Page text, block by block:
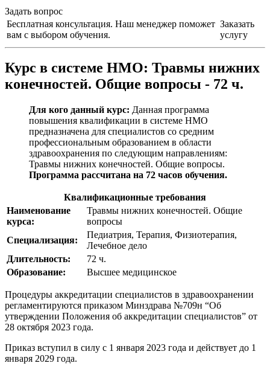
Задать вопрос
Бесплатная консультация. Наш менеджер поможет
вам с выбором обучения.
Заказать
услугу
Курс в системе НМО: Травмы нижних
конечностей. Общие вопросы - 72 ч.
Для кого данный курс: Данная программа
повышения квалификации в системе НМО
предназначена для специалистов со средним
профессиональным образованием в области
здравоохранения по следующим направлениям:
Травмы нижних конечностей. Общие вопросы.
Программа рассчитана на 72 часов обучения.
Квалификационные требования
Наименование
курса:
Травмы нижних конечностей. Общие
вопросы
Специализация:
Педиатрия, Терапия, Физиотерапия,
Лечебное дело
Длительность:
72 ч.
Образование:
Высшее медицинское
Процедуры аккредитации специалистов в здравоохранении
регламентируются приказом Минздрава №709н “Об
утверждении Положения об аккредитации специалистов” от
28 октября 2023 года.
Приказ вступил в силу с 1 января 2023 года и действует до 1
января 2029 года.